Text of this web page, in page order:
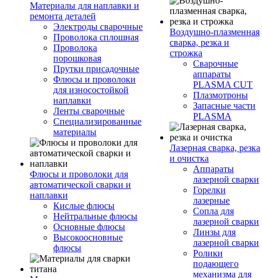
Материалы для наплавки и
ремонта деталей
Электроды сварочные
Проволока сплошная
Проволока
порошковая
Прутки присадочные
Флюсы и проволоки
для износостойкой
наплавки
Ленты сварочные
Специализированные
материалы
Флюсы и проволоки для
автоматической сварки и
наплавки
Кислые флюсы
Нейтральные флюсы
Основные флюсы
Высокоосновные
флюсы
Воздушно-плазменная
сварка, резка и
строжка
Сварочные
аппараты
PLASMA CUT
Плазмотроны
Запасные части
PLASMA
Лазерная сварка, резка
и очистка
Аппараты
лазерной сварки
Горелки
лазерные
Сопла для
лазерной сварки
Линзы для
лазерной сварки
Ролики
подающего
механизма для